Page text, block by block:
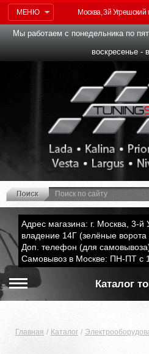
МЕНЮ Москва, 3й Угрешский
Мы работаем с понедельника по
воскресенье -
Адрес магазина: г. Москва, 3-й
владение 14Г (зелёные
Доп. телефон (для
Самовывоз в Москве: ПН-ПТ с
Каталог
Главная Каталог